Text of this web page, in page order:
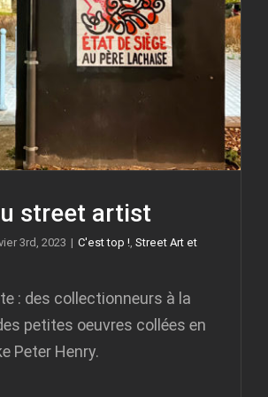
street artist
3rd, 2023 | C'est top ! Street Art et
: des collectionneurs à la
petites oeuvres collées en
Peter Henry.